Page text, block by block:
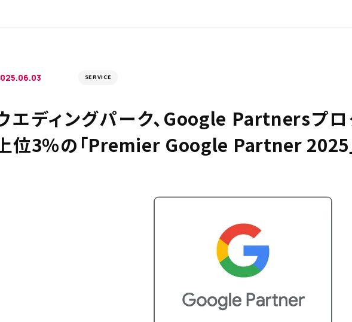
SERVICE
エディングパーク、Google Partnersプ
位3％の「Premier Google Partner 2025